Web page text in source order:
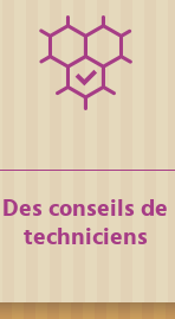
Des conseils de
techniciens